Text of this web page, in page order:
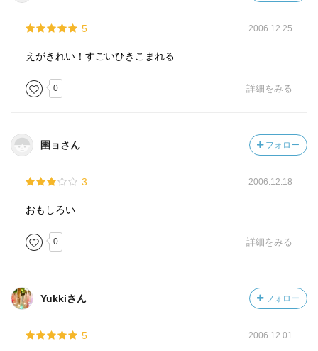
5 2006.12.25
えがきれい！すごいひきこまれる
0 詳細をみる
圉ョさん フォロー
3 2006.12.18
おもしろい
0 詳細をみる
Yukkiさん フォロー
5 2006.12.01